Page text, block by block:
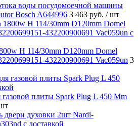
воды посудомоечной машины
Bosch A644996 3 463 руб. / шт
H 114/30mm D120mm Domel
432200900691 Vac059un 3
газовой плиты Spark Plug L 450 Mm